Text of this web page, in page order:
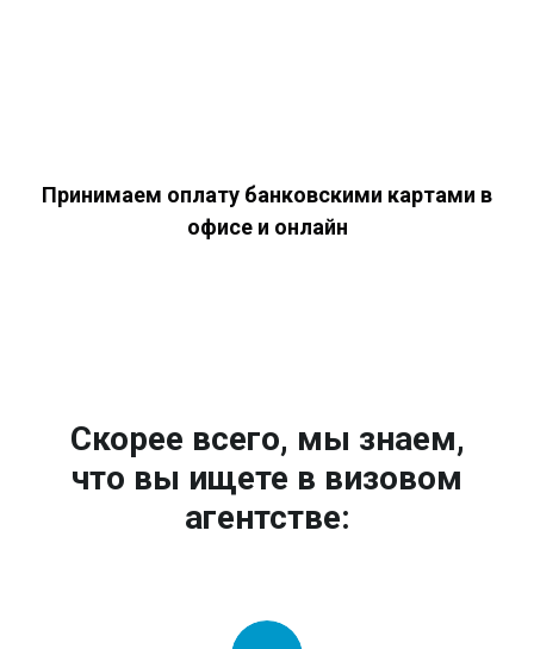
Принимаем оплату банковскими картами в
офисе и онлайн
Скорее всего, мы знаем,
что вы ищете в визовом
агентстве: